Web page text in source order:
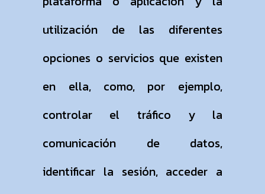
utilización de las diferentes
opciones o servicios que existen
en ella, como, por ejemplo,
controlar el tráfico y la
comunicación de datos,
identificar la sesión, acceder a